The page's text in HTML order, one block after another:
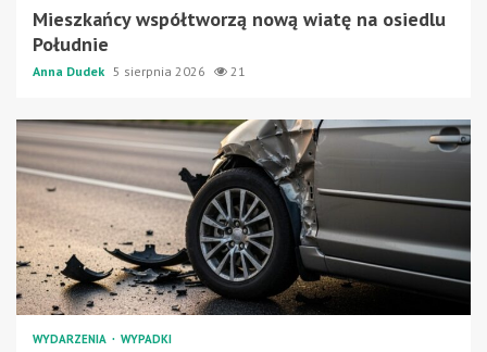
Mieszkańcy współtworzą nową wiatę na osiedlu
Południe
Anna Dudek 5 sierpnia 2026 21
WYDARZENIA WYPADKI